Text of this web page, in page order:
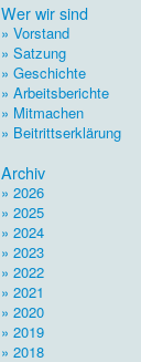
Wer wir sind
» Vorstand
» Satzung
» Geschichte
» Arbeitsberichte
» Mitmachen
» Beitrittserklärung
Archiv
» 2026
» 2025
» 2024
» 2023
» 2022
» 2021
» 2020
» 2019
» 2018